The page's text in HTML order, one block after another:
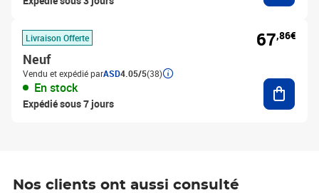
Livraison Offerte
Neuf
Vendu et expédié parASD4.05/5(38)
En stock
Expédié sous 7 jours
67,86€
Nos clients ont aussi consulté